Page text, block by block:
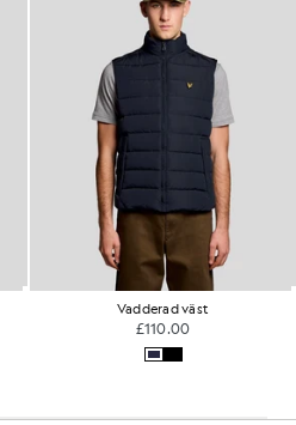
Vadderad väst
£110.00